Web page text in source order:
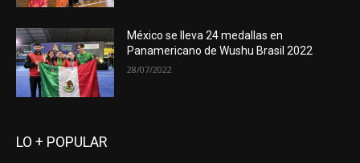
México se lleva 24 medallas en
Panamericano de Wushu Brasil 2022
28/07/2022
LO + POPULAR